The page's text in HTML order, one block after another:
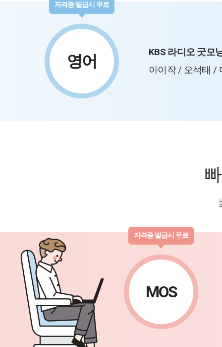
영어
자격증 발급시 무료
KBS 라디오 굿모
아이작 / 오석태 /
MOS
자격증 발급시 무료